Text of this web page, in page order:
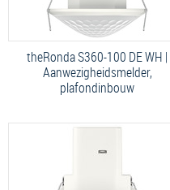
theRonda S360-100 DE WH |
Aanwezigheidsmelder,
plafondinbouw